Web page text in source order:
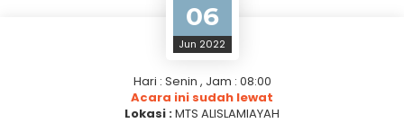
06
Jun 2022
Hari : Senin , Jam : 08:00
Acara ini sudah lewat
Lokasi :MTS ALISLAMIAYAH